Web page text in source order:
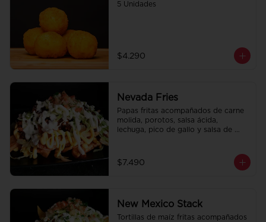
5 Unidades
$4.290
Nevada Fries
Papas fritas acompañados de carne
molida, porotos, salsa ácida,
lechuga, pico de gallo y salsa de
$7.490
New Mexico Stack
Tortillas de maíz fritas acompañados